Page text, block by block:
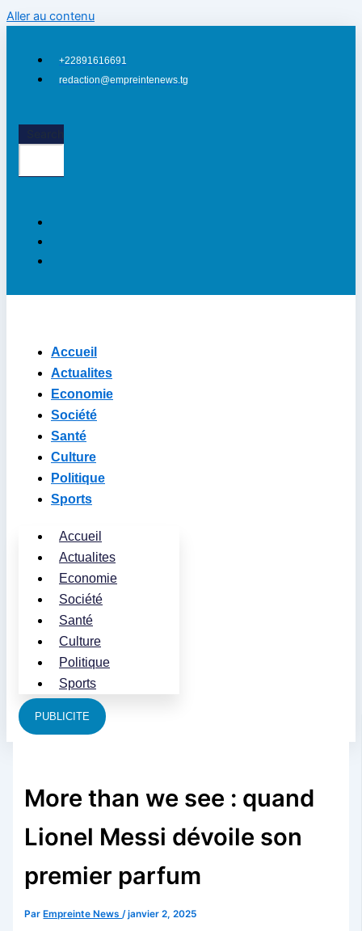
Aller au contenu
+22891616691
redaction@empreintenews.tg
Accueil
Actualites
Economie
Société
Santé
Culture
Politique
Sports
Accueil
Actualites
Economie
Société
Santé
Culture
Politique
Sports
PUBLICITE
More than we see : quand
Lionel Messi dévoile son
premier parfum
Par Empreinte News/janvier 2, 2025